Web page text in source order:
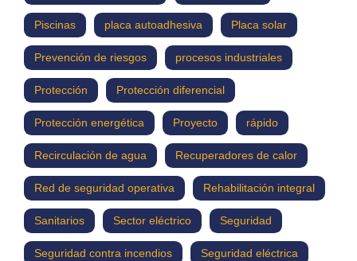
Piscinas placa autoadhesiva Placa solar
Prevención de riesgos procesos industriales
Protección Protección diferencial
Protección energética Proyecto rápido
Recirculación de agua Recuperadores de calor
Red de seguridad operativa Rehabilitación integral
Sanitarios Sector eléctrico Seguridad
Seguridad contra incendios Seguridad eléctrica